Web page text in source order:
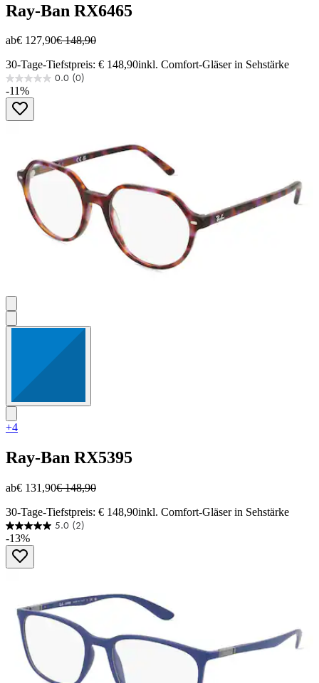
Ray-Ban RX6465
ab€ 127,90€ 148,90
30-Tage-Tiefstpreis: € 148,90inkl. Comfort-Gläser in Sehstärke
0.0 (0)
0.0
von
Sternen.
-11%
+4
Ray-Ban RX5395
ab€ 131,90€ 148,90
30-Tage-Tiefstpreis: € 148,90inkl. Comfort-Gläser in Sehstärke
5.0 (2)
5.0
von
Sternen.
-13%